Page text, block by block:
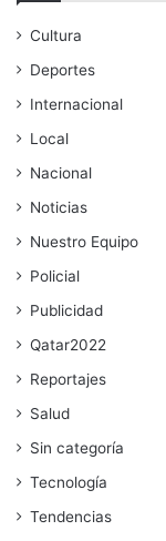
Cultura
Deportes
Internacional
Local
Nacional
Noticias
Nuestro Equipo
Policial
Publicidad
Qatar2022
Reportajes
Salud
Sin categoría
Tecnología
Tendencias